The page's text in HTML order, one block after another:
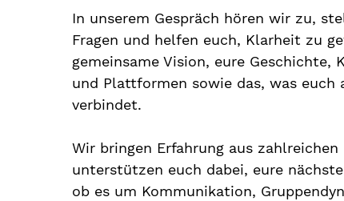
In unserem Gespräch hören wir zu,
Fragen und helfen euch, Klarheit zu
gemeinsame Vision, eure Geschichte,
und Plattformen sowie das, was euch
verbindet.
Wir bringen Erfahrung aus
unterstützen euch dabei, eure
ob es um Kommunikation,